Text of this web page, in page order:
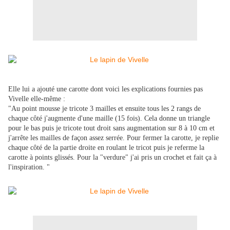
Elle lui a ajouté une carotte dont voici les explications fournies pas
Vivelle elle-même :
"Au point mousse je tricote 3 mailles et ensuite tous les 2 rangs de
chaque côté j'augmente d'une maille (15 fois). Cela donne un triangle
pour le bas puis je tricote tout droit sans augmentation sur 8 à 10 cm et
j'arrête les mailles de façon assez serrée. Pour fermer la carotte, je replie
chaque côté de la partie droite en roulant le tricot puis je referme la
carotte à points glissés. Pour la "verdure" j'ai pris un crochet et fait ça à
l'inspiration. "